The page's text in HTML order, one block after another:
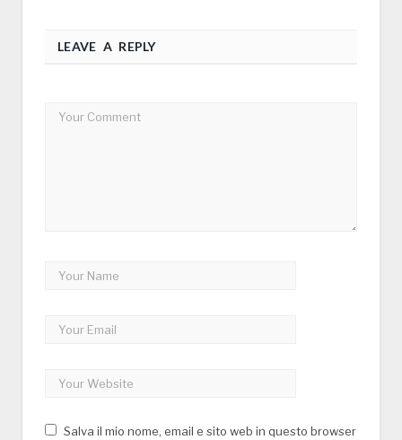
LEAVE A REPLY
Salva il mio nome, email e sito web in questo browser